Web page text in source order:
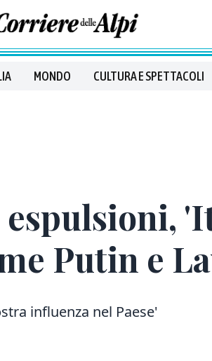
MONDO CULTURA E SPETTACOLI
Putin e
influenza nel Paese'